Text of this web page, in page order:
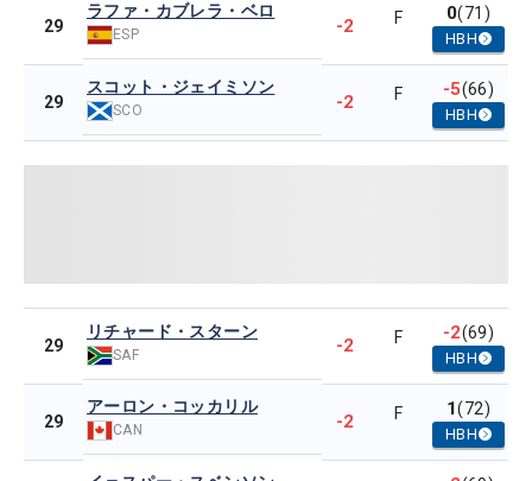
29
ラファ・カブレラ・ベロ
ESP -2 F 0(71)
HBH
29
スコット・ジェイミソン
SCO -2 F -5(66)
HBH
29
リチャード・スターン
SAF -2 F -2(69)
HBH
29
アーロン・コッカリル
CAN -2 F 1(72)
HBH